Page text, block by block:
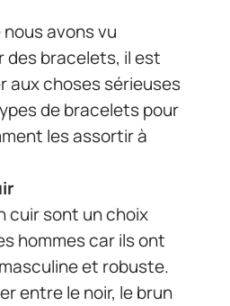
avons vu
bracelets, il est
aux choses sérieuses
de bracelets pour
les assortir à
cuir sont un choix
hommes car ils ont
et robuste.
entre le noir, le brun